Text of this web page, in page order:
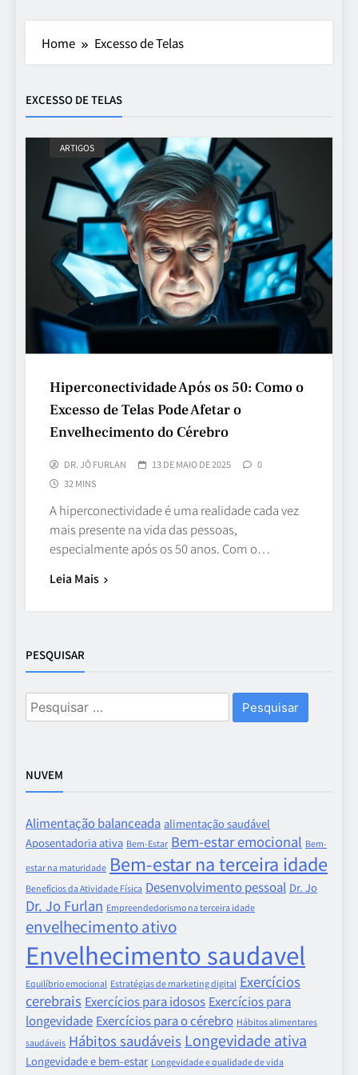
Home Excesso de Telas
EXCESSO DE TELAS
ARTIGOS
Hiperconectividade Após os 50: Como o
Excesso de Telas Pode Afetar o
Envelhecimento do Cérebro
DR. JÔ FURLAN 13 DE MAIO DE 2025
0
32 MINS
A hiperconectividade é uma realidade cada vez
mais presente na vida das pessoas,
especialmente após os 50 anos. Com o…
Leia Mais
PESQUISAR
Pesquisar
por:
NUVEM
Alimentação balanceada alimentação saudável
Aposentadoria ativa Bem-Estar Bem-estar emocional Bem-
estar na maturidade Bem-estar na terceira idade
Benefícios da Atividade Física Desenvolvimento pessoal Dr. Jo
Dr. Jo Furlan Empreendedorismo na terceira idade
envelhecimento ativo
Envelhecimento saudavel
Equilíbrio emocional Estratégias de marketing digital Exercícios
cerebrais Exercícios para idosos Exercícios para
longevidade Exercícios para o cérebro Hábitos alimentares
saudáveis Hábitos saudáveis Longevidade ativa
Longevidade e bem-estar Longevidade e qualidade de vida